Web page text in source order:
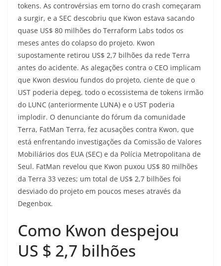
tokens. As controvérsias em torno do crash começaram
a surgir, e a SEC descobriu que Kwon estava sacando
quase US$ 80 milhões do Terraform Labs todos os
meses antes do colapso do projeto. Kwon
supostamente retirou US$ 2,7 bilhões da rede Terra
antes do acidente. As alegações contra o CEO implicam
que Kwon desviou fundos do projeto, ciente de que o
UST poderia depeg, todo o ecossistema de tokens irmão
do LUNC (anteriormente LUNA) e o UST poderia
implodir. O denunciante do fórum da comunidade
Terra, FatMan Terra, fez acusações contra Kwon, que
está enfrentando investigações da Comissão de Valores
Mobiliários dos EUA (SEC) e da Polícia Metropolitana de
Seul. FatMan revelou que Kwon puxou US$ 80 milhões
da Terra 33 vezes; um total de US$ 2,7 bilhões foi
desviado do projeto em poucos meses através da
Degenbox.
Como Kwon despejou
US $ 2,7 bilhões